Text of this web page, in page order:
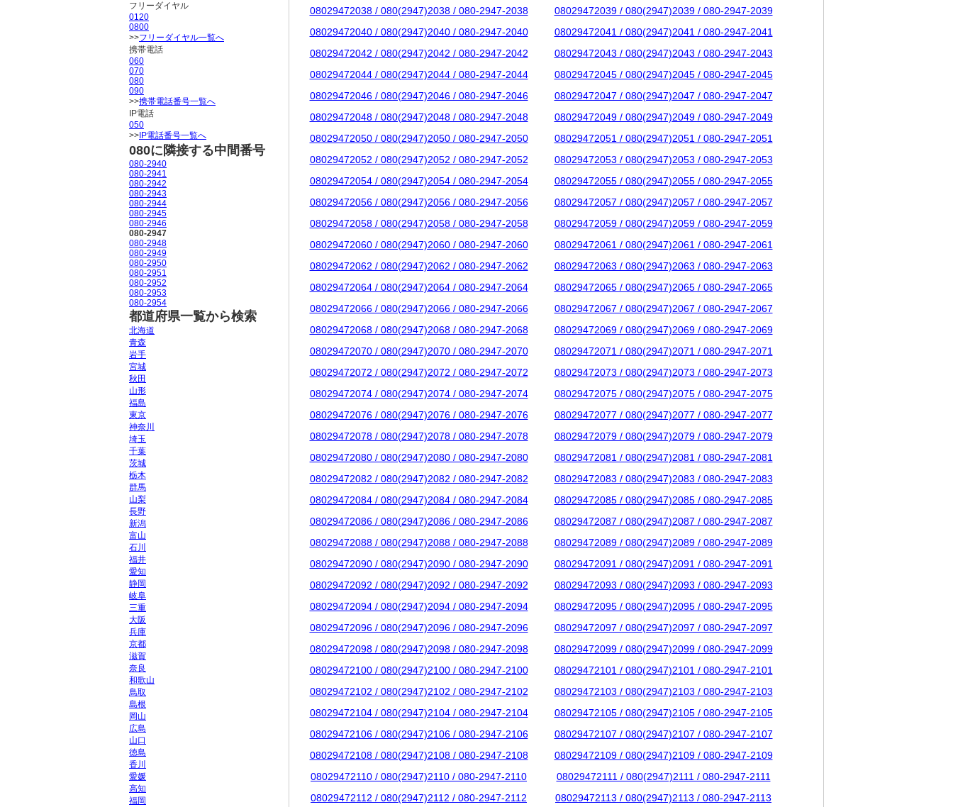
08029472038 / 080(2947)2038 / 080-2947-2038
08029472039 / 080(2947)2039 / 080-2947-2039
08029472040 / 080(2947)2040 / 080-2947-2040
08029472041 / 080(2947)2041 / 080-2947-2041
08029472042 / 080(2947)2042 / 080-2947-2042
08029472043 / 080(2947)2043 / 080-2947-2043
08029472044 / 080(2947)2044 / 080-2947-2044
08029472045 / 080(2947)2045 / 080-2947-2045
08029472046 / 080(2947)2046 / 080-2947-2046
08029472047 / 080(2947)2047 / 080-2947-2047
08029472048 / 080(2947)2048 / 080-2947-2048
08029472049 / 080(2947)2049 / 080-2947-2049
08029472050 / 080(2947)2050 / 080-2947-2050
08029472051 / 080(2947)2051 / 080-2947-2051
08029472052 / 080(2947)2052 / 080-2947-2052
08029472053 / 080(2947)2053 / 080-2947-2053
08029472054 / 080(2947)2054 / 080-2947-2054
08029472055 / 080(2947)2055 / 080-2947-2055
08029472056 / 080(2947)2056 / 080-2947-2056
08029472057 / 080(2947)2057 / 080-2947-2057
08029472058 / 080(2947)2058 / 080-2947-2058
08029472059 / 080(2947)2059 / 080-2947-2059
08029472060 / 080(2947)2060 / 080-2947-2060
08029472061 / 080(2947)2061 / 080-2947-2061
08029472062 / 080(2947)2062 / 080-2947-2062
08029472063 / 080(2947)2063 / 080-2947-2063
08029472064 / 080(2947)2064 / 080-2947-2064
08029472065 / 080(2947)2065 / 080-2947-2065
08029472066 / 080(2947)2066 / 080-2947-2066
08029472067 / 080(2947)2067 / 080-2947-2067
08029472068 / 080(2947)2068 / 080-2947-2068
08029472069 / 080(2947)2069 / 080-2947-2069
08029472070 / 080(2947)2070 / 080-2947-2070
08029472071 / 080(2947)2071 / 080-2947-2071
08029472072 / 080(2947)2072 / 080-2947-2072
08029472073 / 080(2947)2073 / 080-2947-2073
08029472074 / 080(2947)2074 / 080-2947-2074
08029472075 / 080(2947)2075 / 080-2947-2075
08029472076 / 080(2947)2076 / 080-2947-2076
08029472077 / 080(2947)2077 / 080-2947-2077
08029472078 / 080(2947)2078 / 080-2947-2078
08029472079 / 080(2947)2079 / 080-2947-2079
08029472080 / 080(2947)2080 / 080-2947-2080
08029472081 / 080(2947)2081 / 080-2947-2081
08029472082 / 080(2947)2082 / 080-2947-2082
08029472083 / 080(2947)2083 / 080-2947-2083
08029472084 / 080(2947)2084 / 080-2947-2084
08029472085 / 080(2947)2085 / 080-2947-2085
08029472086 / 080(2947)2086 / 080-2947-2086
08029472087 / 080(2947)2087 / 080-2947-2087
08029472088 / 080(2947)2088 / 080-2947-2088
08029472089 / 080(2947)2089 / 080-2947-2089
08029472090 / 080(2947)2090 / 080-2947-2090
08029472091 / 080(2947)2091 / 080-2947-2091
08029472092 / 080(2947)2092 / 080-2947-2092
08029472093 / 080(2947)2093 / 080-2947-2093
08029472094 / 080(2947)2094 / 080-2947-2094
08029472095 / 080(2947)2095 / 080-2947-2095
08029472096 / 080(2947)2096 / 080-2947-2096
08029472097 / 080(2947)2097 / 080-2947-2097
08029472098 / 080(2947)2098 / 080-2947-2098
08029472099 / 080(2947)2099 / 080-2947-2099
08029472100 / 080(2947)2100 / 080-2947-2100
08029472101 / 080(2947)2101 / 080-2947-2101
08029472102 / 080(2947)2102 / 080-2947-2102
08029472103 / 080(2947)2103 / 080-2947-2103
08029472104 / 080(2947)2104 / 080-2947-2104
08029472105 / 080(2947)2105 / 080-2947-2105
08029472106 / 080(2947)2106 / 080-2947-2106
08029472107 / 080(2947)2107 / 080-2947-2107
08029472108 / 080(2947)2108 / 080-2947-2108
08029472109 / 080(2947)2109 / 080-2947-2109
08029472110 / 080(2947)2110 / 080-2947-2110
08029472111 / 080(2947)2111 / 080-2947-2111
08029472112 / 080(2947)2112 / 080-2947-2112
08029472113 / 080(2947)2113 / 080-2947-2113
フリーダイヤル
0120
0800
>>フリーダイヤル一覧へ
携帯電話
060
070
080
090
>>携帯電話番号一覧へ
IP電話
050
>> IP電話番号一覧へ
080に隣接する中間番号
080-2940
080-2941
080-2942
080-2943
080-2944
080-2945
080-2946
080-2947
080-2948
080-2949
080-2950
080-2951
080-2952
080-2953
080-2954
都道府県一覧から検索
北海道
青森
岩手
宮城
秋田
山形
福島
東京
神奈川
埼玉
千葉
茨城
栃木
群馬
山梨
長野
新潟
富山
石川
福井
愛知
静岡
岐阜
三重
大阪
兵庫
京都
滋賀
奈良
和歌山
鳥取
島根
岡山
広島
山口
徳島
香川
愛媛
高知
福岡